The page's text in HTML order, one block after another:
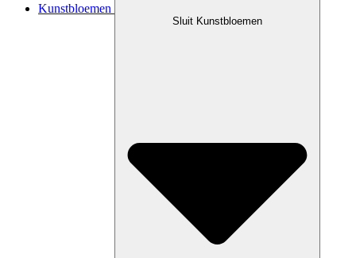
Kunstbloemen
Sluit Kunstbloemen